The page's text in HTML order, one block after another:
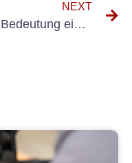
NEXT
Die Bedeutung einer gründlichen Elektroinstallation